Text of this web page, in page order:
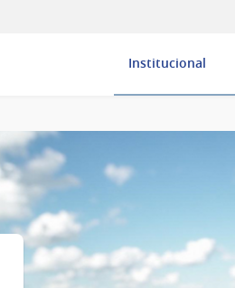
Institucional